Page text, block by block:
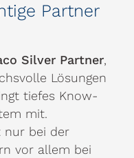
Partner
Silver Partner,
Lösungen
tiefes Know-
mit.
nur bei der
vor allem bei